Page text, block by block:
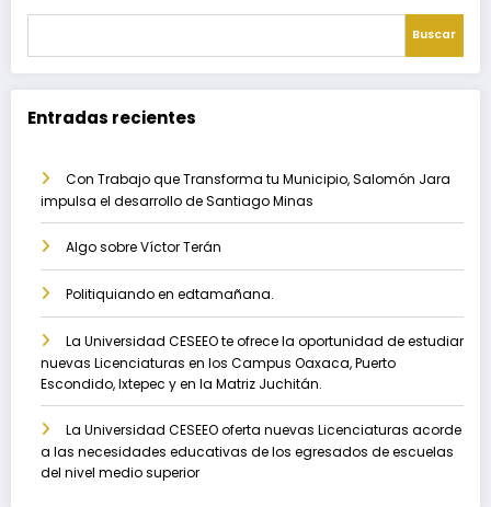
Buscar
Entradas recientes
Con Trabajo que Transforma tu Municipio, Salomón Jara
impulsa el desarrollo de Santiago Minas
Algo sobre Víctor Terán
Politiquiando en edtamañana.
La Universidad CESEEO te ofrece la oportunidad de estudiar
nuevas Licenciaturas en los Campus Oaxaca, Puerto
Escondido, Ixtepec y en la Matriz Juchitán.
La Universidad CESEEO oferta nuevas Licenciaturas acorde
a las necesidades educativas de los egresados de escuelas
del nivel medio superior